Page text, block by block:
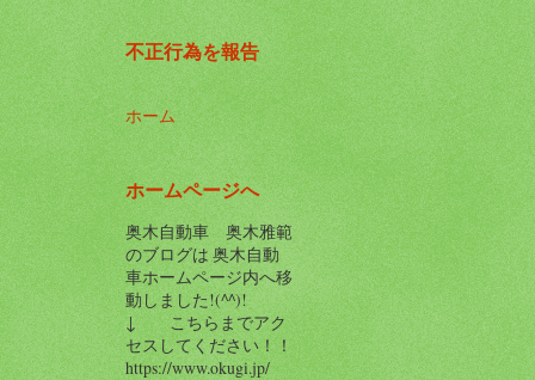
不正行為を報告
ホーム
ホームページへ
奥木自動車 奥木雅範
のブログは 奥木自動
車ホームページ内へ移
動しました!(^^)!
↓ こちらまでアク
セスしてください！！
https://www.okugi.jp/